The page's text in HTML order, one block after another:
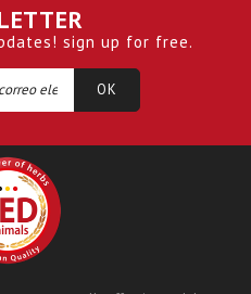
sign up for free.